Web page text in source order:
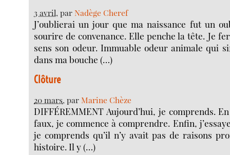
3 avril, parNadège Cheref
J’oublierai un jour que ma naissance fut un
sourire de convenance. Elle penche la tête. Je
sens son odeur. Immuable odeur animale qui
dans ma bouche (…)
Clôture
20 mars, parMarine Chèze
DIFFÉREMMENT Aujourd’hui, je comprends.
faux, je commence à comprendre. Enfin,
je comprends qu’il n’y avait pas de raisons
histoire. Il y (…)